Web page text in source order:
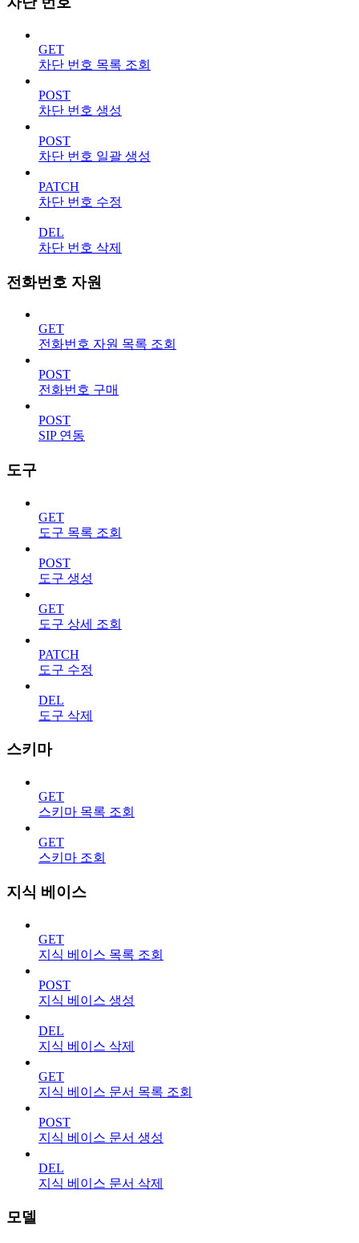
GET
차단 번호 목록 조회
POST
차단 번호 생성
POST
차단 번호 일괄 생성
PATCH
차단 번호 수정
DEL
차단 번호 삭제
전화번호 자원
GET
전화번호 자원 목록 조회
POST
전화번호 구매
POST
SIP 연동
도구
GET
도구 목록 조회
POST
도구 생성
GET
도구 상세 조회
PATCH
도구 수정
DEL
도구 삭제
스키마
GET
스키마 목록 조회
GET
스키마 조회
지식 베이스
GET
지식 베이스 목록 조회
POST
지식 베이스 생성
DEL
지식 베이스 삭제
GET
지식 베이스 문서 목록 조회
POST
지식 베이스 문서 생성
DEL
지식 베이스 문서 삭제
모델